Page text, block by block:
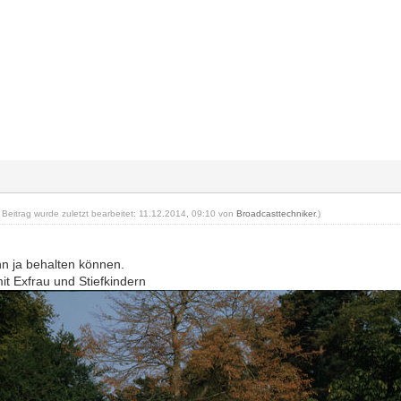
Beitrag wurde zuletzt bearbeitet: 11.12.2014, 09:10 vonBroadcasttechniker.)
ja behalten können.
Exfrau und Stiefkindern